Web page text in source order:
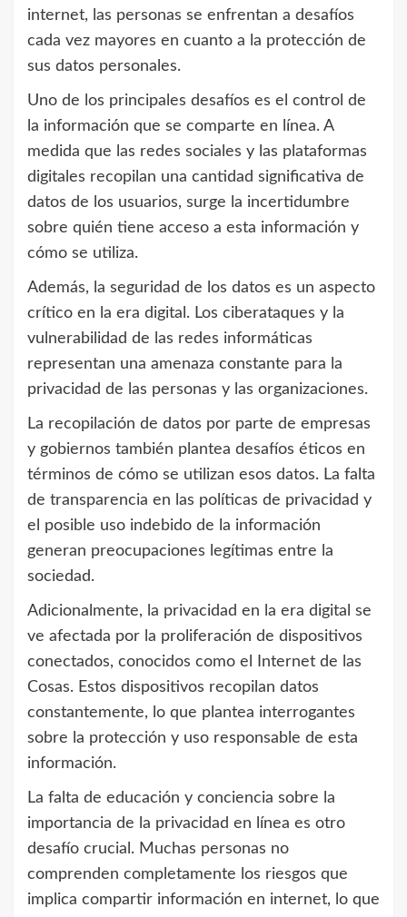
internet, las personas se enfrentan a desafíos
cada vez mayores en cuanto a la protección de
sus datos personales.
Uno de los principales desafíos es el control de
la información que se comparte en línea. A
medida que las redes sociales y las plataformas
digitales recopilan una cantidad significativa de
datos de los usuarios, surge la incertidumbre
sobre quién tiene acceso a esta información y
cómo se utiliza.
Además, la seguridad de los datos es un aspecto
crítico en la era digital. Los ciberataques y la
vulnerabilidad de las redes informáticas
representan una amenaza constante para la
privacidad de las personas y las organizaciones.
La recopilación de datos por parte de empresas
y gobiernos también plantea desafíos éticos en
términos de cómo se utilizan esos datos. La falta
de transparencia en las políticas de privacidad y
el posible uso indebido de la información
generan preocupaciones legítimas entre la
sociedad.
Adicionalmente, la privacidad en la era digital se
ve afectada por la proliferación de dispositivos
conectados, conocidos como el Internet de las
Cosas. Estos dispositivos recopilan datos
constantemente, lo que plantea interrogantes
sobre la protección y uso responsable de esta
información.
La falta de educación y conciencia sobre la
importancia de la privacidad en línea es otro
desafío crucial. Muchas personas no
comprenden completamente los riesgos que
implica compartir información en internet, lo que